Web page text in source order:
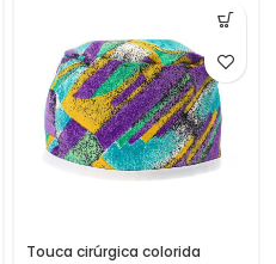
Touca cirúrgica colorida